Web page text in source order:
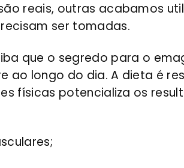
reais, outras acabamos
ser tomadas.
que o segredo para o
ao longo do dia. A dieta é
físicas potencializa os